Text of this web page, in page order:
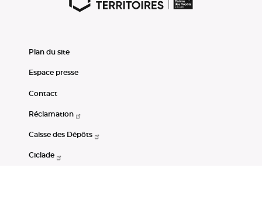
Plan du site
Espace presse
Contact
Réclamation
Caisse des Dépôts
Ciclade